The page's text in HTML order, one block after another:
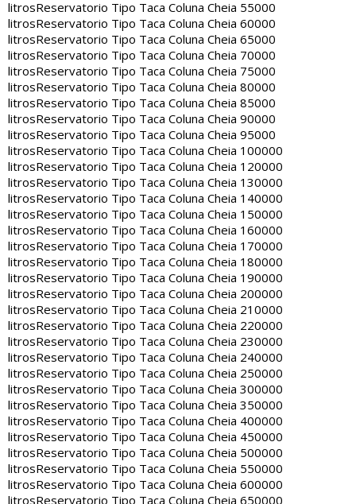
litrosReservatorio Tipo Taca Coluna Cheia 55000
litrosReservatorio Tipo Taca Coluna Cheia 60000
litrosReservatorio Tipo Taca Coluna Cheia 65000
litrosReservatorio Tipo Taca Coluna Cheia 70000
litrosReservatorio Tipo Taca Coluna Cheia 75000
litrosReservatorio Tipo Taca Coluna Cheia 80000
litrosReservatorio Tipo Taca Coluna Cheia 85000
litrosReservatorio Tipo Taca Coluna Cheia 90000
litrosReservatorio Tipo Taca Coluna Cheia 95000
litrosReservatorio Tipo Taca Coluna Cheia 100000
litrosReservatorio Tipo Taca Coluna Cheia 120000
litrosReservatorio Tipo Taca Coluna Cheia 130000
litrosReservatorio Tipo Taca Coluna Cheia 140000
litrosReservatorio Tipo Taca Coluna Cheia 150000
litrosReservatorio Tipo Taca Coluna Cheia 160000
litrosReservatorio Tipo Taca Coluna Cheia 170000
litrosReservatorio Tipo Taca Coluna Cheia 180000
litrosReservatorio Tipo Taca Coluna Cheia 190000
litrosReservatorio Tipo Taca Coluna Cheia 200000
litrosReservatorio Tipo Taca Coluna Cheia 210000
litrosReservatorio Tipo Taca Coluna Cheia 220000
litrosReservatorio Tipo Taca Coluna Cheia 230000
litrosReservatorio Tipo Taca Coluna Cheia 240000
litrosReservatorio Tipo Taca Coluna Cheia 250000
litrosReservatorio Tipo Taca Coluna Cheia 300000
litrosReservatorio Tipo Taca Coluna Cheia 350000
litrosReservatorio Tipo Taca Coluna Cheia 400000
litrosReservatorio Tipo Taca Coluna Cheia 450000
litrosReservatorio Tipo Taca Coluna Cheia 500000
litrosReservatorio Tipo Taca Coluna Cheia 550000
litrosReservatorio Tipo Taca Coluna Cheia 600000
litrosReservatorio Tipo Taca Coluna Cheia 650000